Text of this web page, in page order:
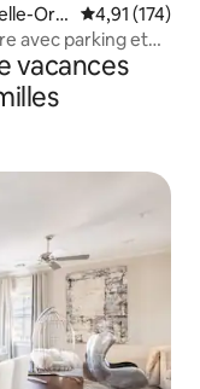
Orlé Évaluation
4,91 (174)
avec parking et
vacances